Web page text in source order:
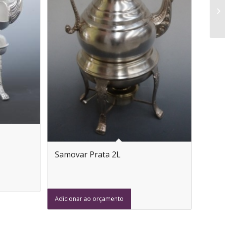
Samovar Prata 2L
Adicionar ao orçamento